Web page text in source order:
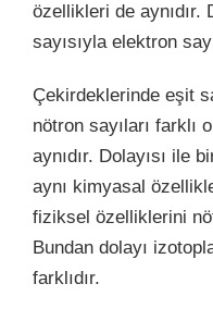
özellikleri de aynıdır.
sayısıyla elektron
Çekirdeklerinde eşit
nötron sayıları farklı
aynıdır. Dolayısı ile
aynı kimyasal
fiziksel özelliklerini
Bundan dolayı
farklıdır.